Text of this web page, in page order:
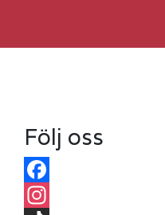
Följ oss
Facebook